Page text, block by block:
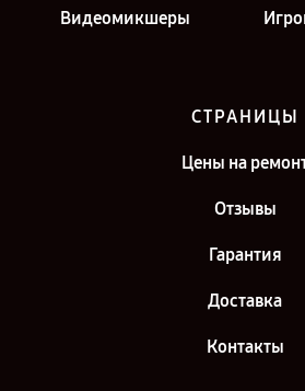
Видеомикшеры
СТРАНИЦЫ
Цены на
Отзывы
Гарантия
Доставка
Контакты